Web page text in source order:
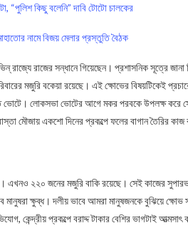
“পুলিশ কিছু বলেনি” দাবি টোটো চালকের
নামে বিজয় মেলার প্রস্তুতি বৈঠক
রাজ্যে রাজের সন্ধানে গিয়েছেন। প্রশাসনিক সূত্রে
মজুরি বকেয়া রয়েছে। এই ক্ষোভের বিষয়টিকেই
ভোটে। লোকসভা ভোটের আগে মকর পরবকে উপলক্ষ
মৌজায় একশো দিনের প্রকল্পে ফলের বাগান তৈরির
এখনও ২২০ জনের মজুরি বাকি রয়েছে। সেই কাজের
মানুষরা ক্ষুব্ধ। দলীয় ভাবে আমরা মানুষজনকে বুঝিয়ে
কেন্দ্রীয় প্রকল্পে বরাদ্দ টাকার বেশির ভাগটাই আত্মসাৎ